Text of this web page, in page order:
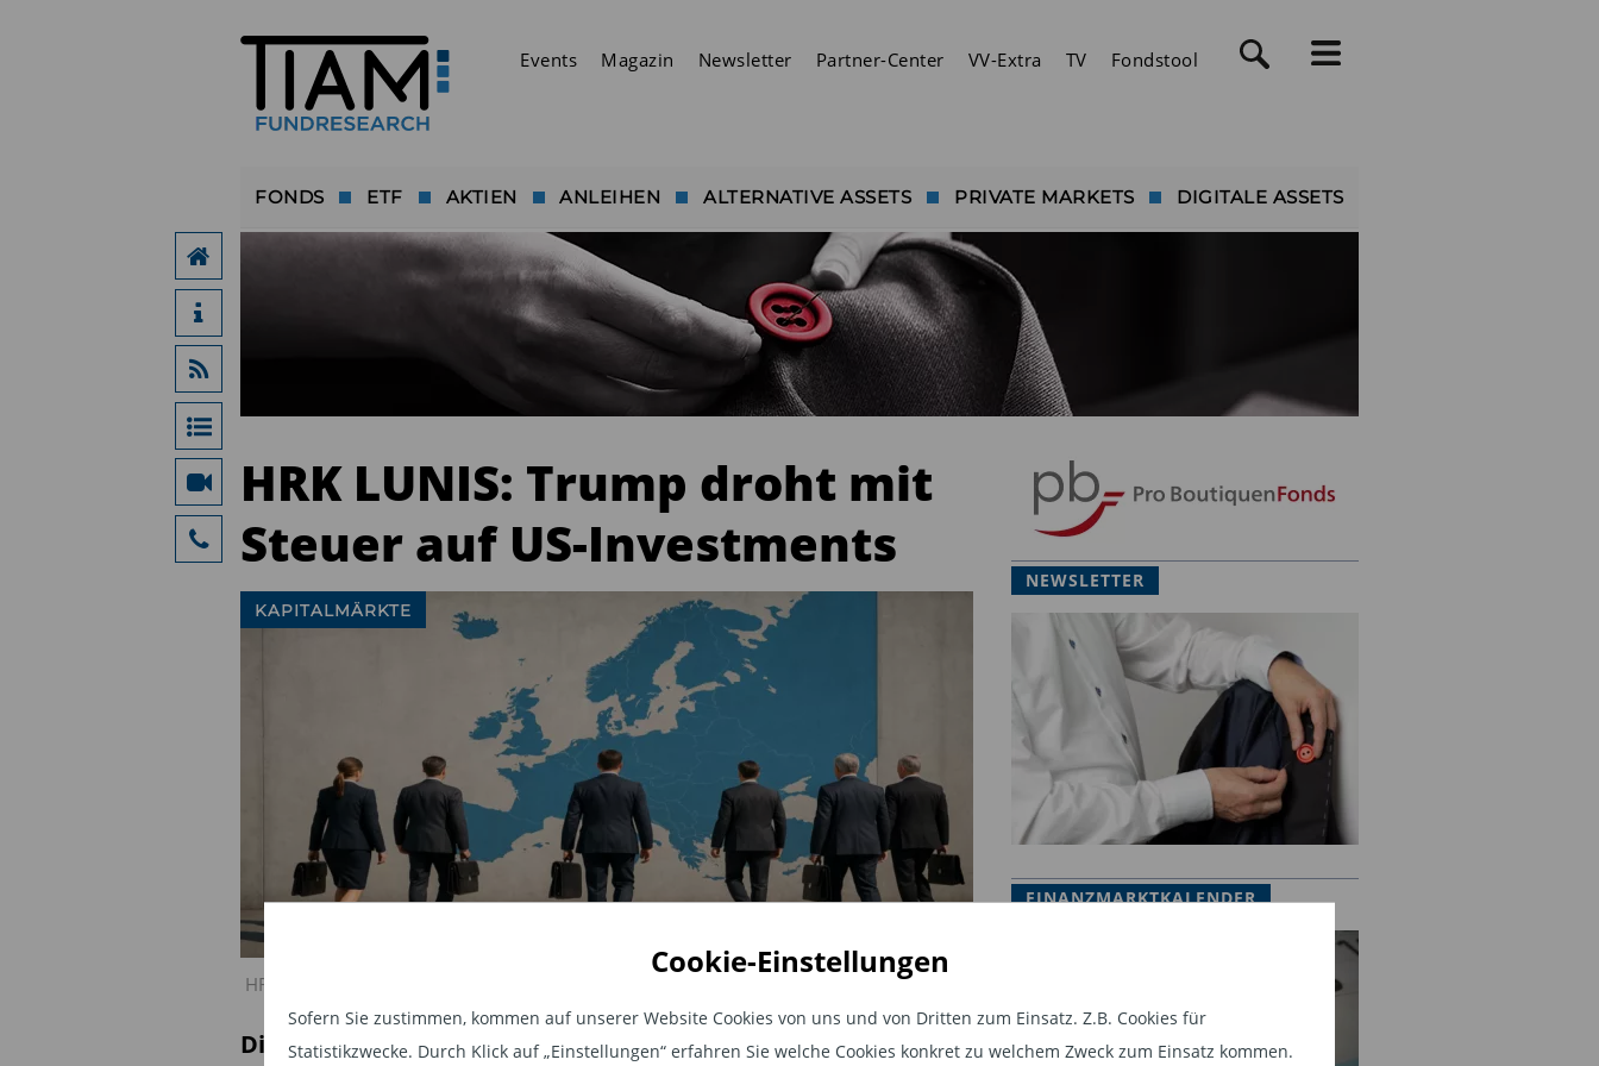
Cookie-Einstellungen
Sofern Sie zustimmen, kommen auf unserer Website Cookies von uns und von Dritten zum Einsatz. Z.B. Cookies für
Statistikzwecke. Durch Klick auf „Einstellungen“ erfahren Sie welche Cookies konkret zu welchem Zweck zum Einsatz kommen.
Events Magazin Newsletter Partner-Center VV-Extra TV Fondstool
FONDS ETF AKTIEN ANLEIHEN ALTERNATIVE ASSETS PRIVATE MARKETS DIGITALE ASSETS
HRK LUNIS: Trump droht mit
Steuer auf US-Investments
HRK LUNIS: Trump droht mit Steuer auf US-Investments
KAPITALMÄRKTE
Die von Donald Trump geplante Sondersteuer auf
NEWSLETTER
FINANZMARKTKALENDER